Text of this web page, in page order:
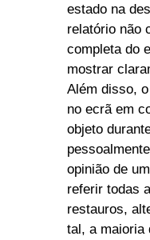
estado na
relatório não
completa do
mostrar
Além disso,
no ecrã em
objeto
opinião de
referir todas
restauros,
tal, a maioria